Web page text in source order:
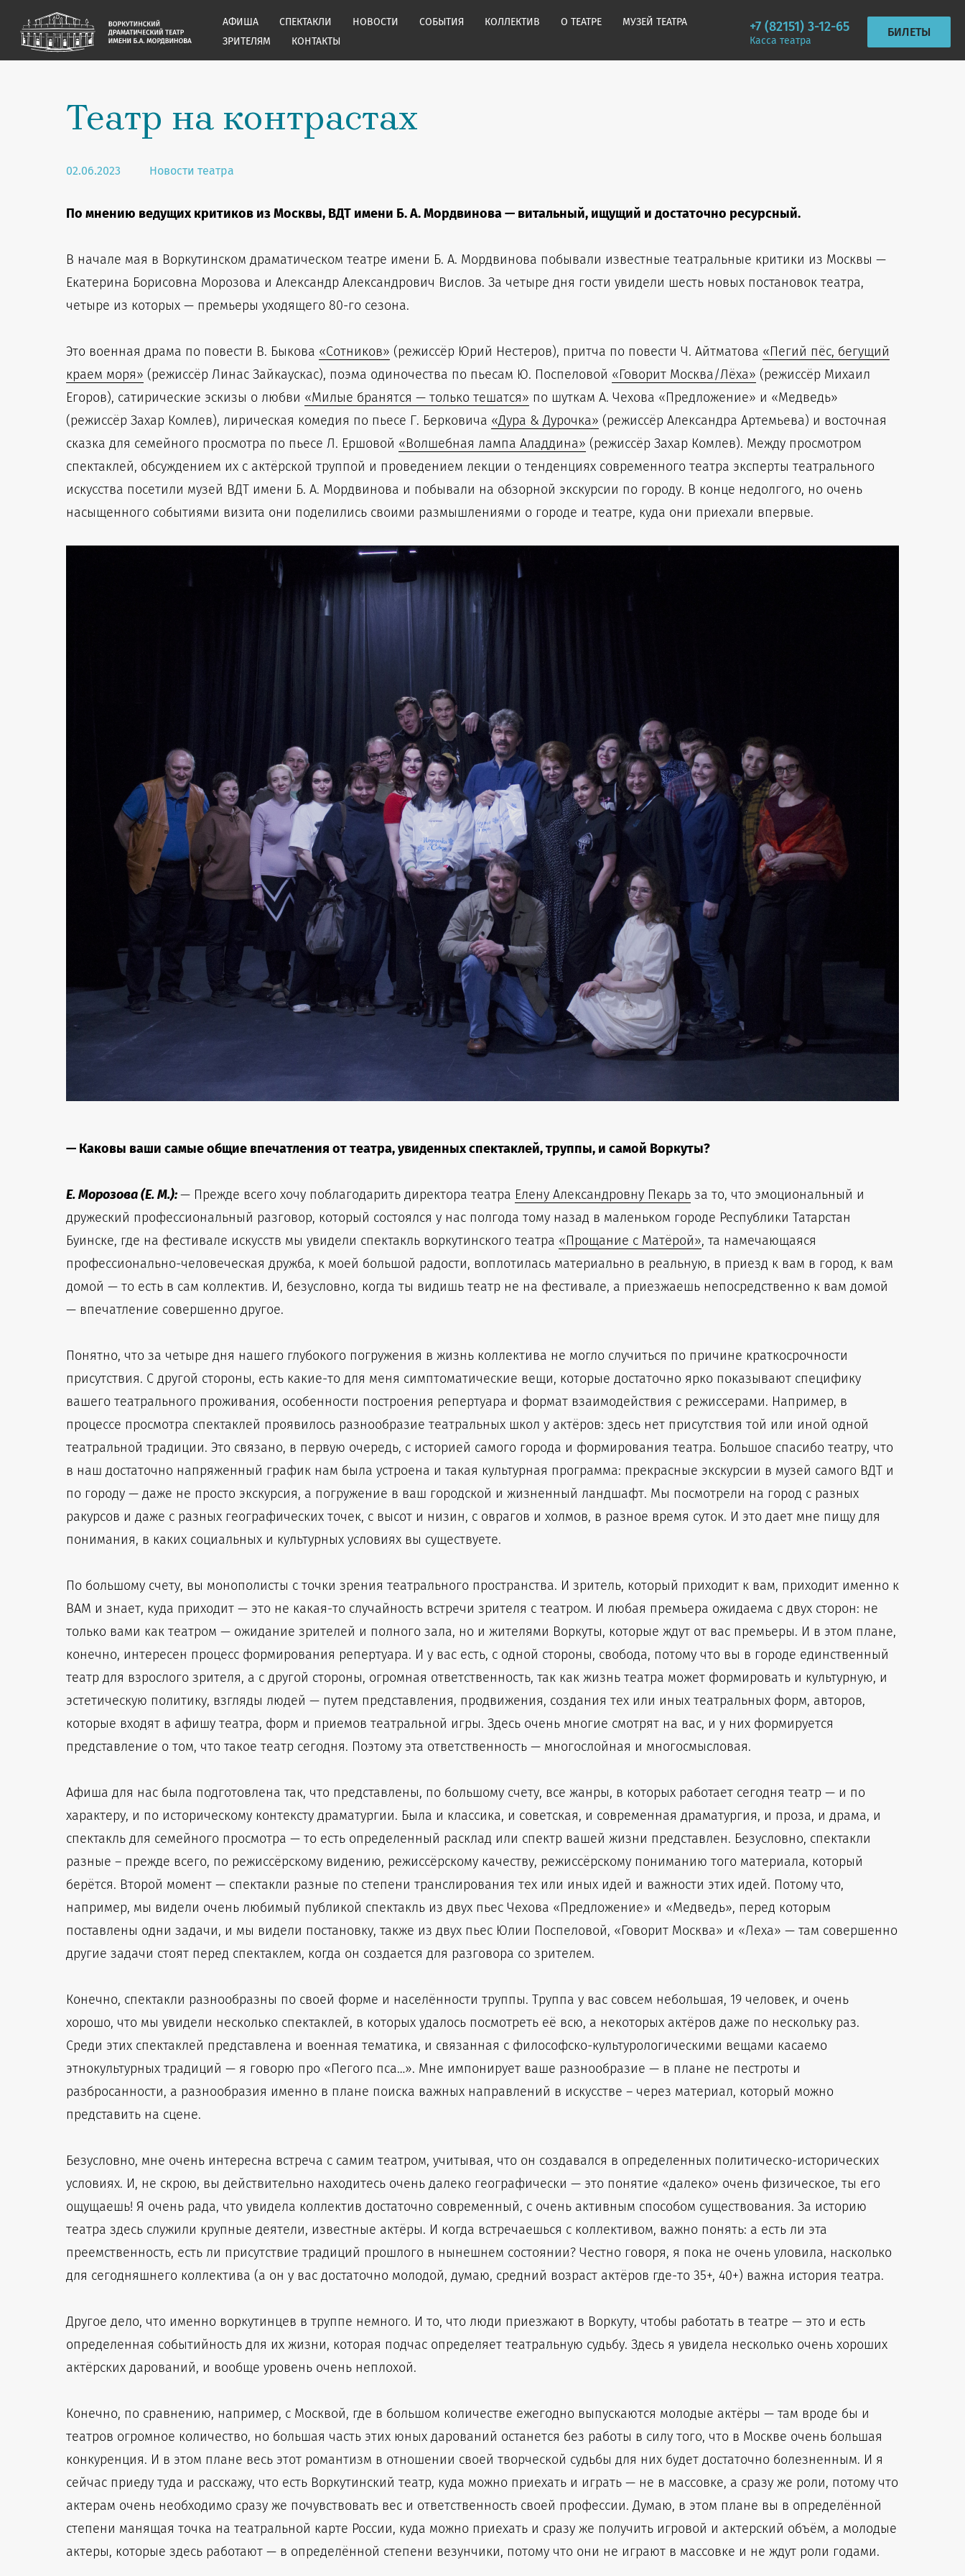
АФИША СПЕКТАКЛИ НОВОСТИ СОБЫТИЯ КОЛЛЕКТИВ О ТЕАТРЕ
МУЗЕЙ ТЕАТРА
ЗРИТЕЛЯМ
КОНТАКТЫ
+7 (82151) 3-12-65
Касса театра
БИЛЕТЫ
Театр на контрастах
02.06.2023 Новости театра
По мнению ведущих критиков из Москвы, ВДТ имени Б. А. Мордвинова — витальный, ищущий и достаточно ресурсный.
В начале мая в Воркутинском драматическом театре имени Б. А. Мордвинова побывали известные театральные критики из Москвы —
Екатерина Борисовна Морозова и Александр Александрович Вислов. За четыре дня гости увидели шесть новых постановок театра,
четыре из которых — премьеры уходящего 80-го сезона.
Это военная драма по повести В. Быкова «Сотников» (режиссёр Юрий Нестеров), притча по повести Ч. Айтматова «Пегий пёс, бегущий
краем моря» (режиссёр Линас Зайкаускас), поэма одиночества по пьесам Ю. Поспеловой «Говорит Москва/Лёха» (режиссёр Михаил
Егоров), сатирические эскизы о любви «Милые бранятся — только тешатся» по шуткам А. Чехова «Предложение» и «Медведь»
(режиссёр Захар Комлев), лирическая комедия по пьесе Г. Берковича «Дура & Дурочка» (режиссёр Александра Артемьева) и восточная
сказка для семейного просмотра по пьесе Л. Ершовой «Волшебная лампа Аладдина» (режиссёр Захар Комлев). Между просмотром
спектаклей, обсуждением их с актёрской труппой и проведением лекции о тенденциях современного театра эксперты театрального
искусства посетили музей ВДТ имени Б. А. Мордвинова и побывали на обзорной экскурсии по городу. В конце недолгого, но очень
насыщенного событиями визита они поделились своими размышлениями о городе и театре, куда они приехали впервые.
— Каковы ваши самые общие впечатления от театра, увиденных спектаклей, труппы, и самой Воркуты?
Е. Морозова (Е. М.):— Прежде всего хочу поблагодарить директора театра Елену Александровну Пекарь за то, что эмоциональный и
дружеский профессиональный разговор, который состоялся у нас полгода тому назад в маленьком городе Республики Татарстан
Буинске, где на фестивале искусств мы увидели спектакль воркутинского театра «Прощание с Матёрой», та намечающаяся
профессионально-человеческая дружба, к моей большой радости, воплотилась материально в реальную, в приезд к вам в город, к вам
домой — то есть в сам коллектив. И, безусловно, когда ты видишь театр не на фестивале, а приезжаешь непосредственно к вам домой
— впечатление совершенно другое.
Понятно, что за четыре дня нашего глубокого погружения в жизнь коллектива не могло случиться по причине краткосрочности
присутствия. С другой стороны, есть какие-то для меня симптоматические вещи, которые достаточно ярко показывают специфику
вашего театрального проживания, особенности построения репертуара и формат взаимодействия с режиссерами. Например, в
процессе просмотра спектаклей проявилось разнообразие театральных школ у актёров: здесь нет присутствия той или иной одной
театральной традиции. Это связано, в первую очередь, с историей самого города и формирования театра. Большое спасибо театру, что
в наш достаточно напряженный график нам была устроена и такая культурная программа: прекрасные экскурсии в музей самого ВДТ и
по городу — даже не просто экскурсия, а погружение в ваш городской и жизненный ландшафт. Мы посмотрели на город с разных
ракурсов и даже с разных географических точек, с высот и низин, с оврагов и холмов, в разное время суток. И это дает мне пищу для
понимания, в каких социальных и культурных условиях вы существуете.
По большому счету, вы монополисты с точки зрения театрального пространства. И зритель, который приходит к вам, приходит именно к
ВАМ и знает, куда приходит — это не какая-то случайность встречи зрителя с театром. И любая премьера ожидаема с двух сторон: не
только вами как театром — ожидание зрителей и полного зала, но и жителями Воркуты, которые ждут от вас премьеры. И в этом плане,
конечно, интересен процесс формирования репертуара. И у вас есть, с одной стороны, свобода, потому что вы в городе единственный
театр для взрослого зрителя, а с другой стороны, огромная ответственность, так как жизнь театра может формировать и культурную, и
эстетическую политику, взгляды людей — путем представления, продвижения, создания тех или иных театральных форм, авторов,
которые входят в афишу театра, форм и приемов театральной игры. Здесь очень многие смотрят на вас, и у них формируется
представление о том, что такое театр сегодня. Поэтому эта ответственность — многослойная и многосмысловая.
Афиша для нас была подготовлена так, что представлены, по большому счету, все жанры, в которых работает сегодня театр — и по
характеру, и по историческому контексту драматургии. Была и классика, и советская, и современная драматургия, и проза, и драма, и
спектакль для семейного просмотра — то есть определенный расклад или спектр вашей жизни представлен. Безусловно, спектакли
разные – прежде всего, по режиссёрскому видению, режиссёрскому качеству, режиссёрскому пониманию того материала, который
берётся. Второй момент — спектакли разные по степени транслирования тех или иных идей и важности этих идей. Потому что,
например, мы видели очень любимый публикой спектакль из двух пьес Чехова «Предложение» и «Медведь», перед которым
поставлены одни задачи, и мы видели постановку, также из двух пьес Юлии Поспеловой, «Говорит Москва» и «Леха» — там совершенно
другие задачи стоят перед спектаклем, когда он создается для разговора со зрителем.
Конечно, спектакли разнообразны по своей форме и населённости труппы. Труппа у вас совсем небольшая, 19 человек, и очень
хорошо, что мы увидели несколько спектаклей, в которых удалось посмотреть её всю, а некоторых актёров даже по нескольку раз.
Среди этих спектаклей представлена и военная тематика, и связанная с философско-культурологическими вещами касаемо
этнокультурных традиций — я говорю про «Пегого пса…». Мне импонирует ваше разнообразие — в плане не пестроты и
разбросанности, а разнообразия именно в плане поиска важных направлений в искусстве – через материал, который можно
представить на сцене.
Безусловно, мне очень интересна встреча с самим театром, учитывая, что он создавался в определенных политическо-исторических
условиях. И, не скрою, вы действительно находитесь очень далеко географически — это понятие «далеко» очень физическое, ты его
ощущаешь! Я очень рада, что увидела коллектив достаточно современный, с очень активным способом существования. За историю
театра здесь служили крупные деятели, известные актёры. И когда встречаешься с коллективом, важно понять: а есть ли эта
преемственность, есть ли присутствие традиций прошлого в нынешнем состоянии? Честно говоря, я пока не очень уловила, насколько
для сегодняшнего коллектива (а он у вас достаточно молодой, думаю, средний возраст актёров где-то 35+, 40+) важна история театра.
Другое дело, что именно воркутинцев в труппе немного. И то, что люди приезжают в Воркуту, чтобы работать в театре — это и есть
определенная событийность для их жизни, которая подчас определяет театральную судьбу. Здесь я увидела несколько очень хороших
актёрских дарований, и вообще уровень очень неплохой.
Конечно, по сравнению, например, с Москвой, где в большом количестве ежегодно выпускаются молодые актёры — там вроде бы и
театров огромное количество, но большая часть этих юных дарований останется без работы в силу того, что в Москве очень большая
конкуренция. И в этом плане весь этот романтизм в отношении своей творческой судьбы для них будет достаточно болезненным. И я
сейчас приеду туда и расскажу, что есть Воркутинский театр, куда можно приехать и играть — не в массовке, а сразу же роли, потому что
актерам очень необходимо сразу же почувствовать вес и ответственность своей профессии. Думаю, в этом плане вы в определённой
степени манящая точка на театральной карте России, куда можно приехать и сразу же получить игровой и актерский объём, а молодые
актеры, которые здесь работают — в определённой степени везунчики, потому что они не играют в массовке и не ждут роли годами.